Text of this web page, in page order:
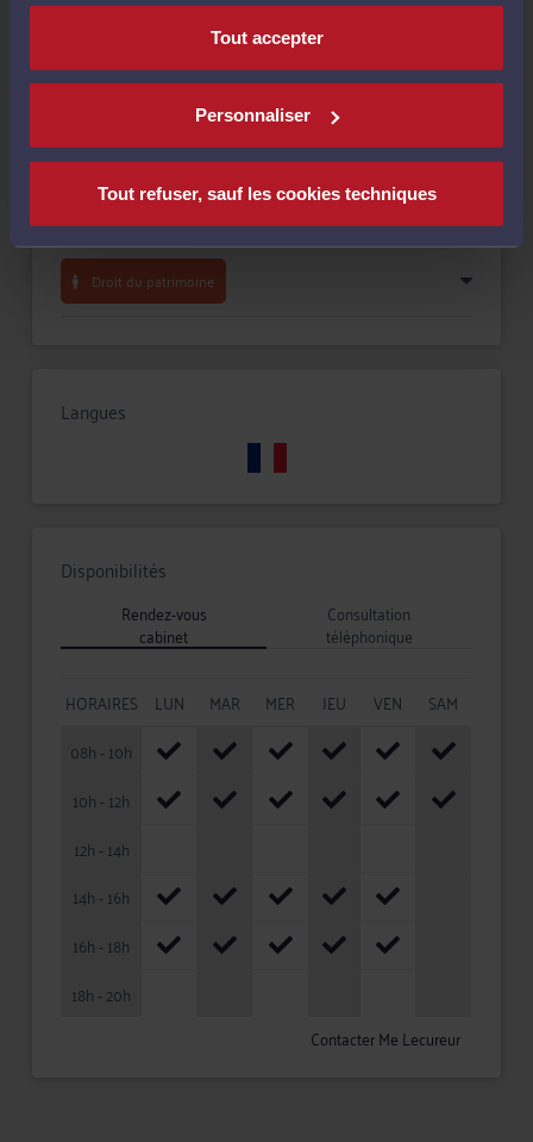
Tout accepter
Personnaliser
Tout refuser, sauf les cookies techniques
Compétences
Droit immobilier
Droit du patrimoine
Langues
Disponibilités
Rendez-vous
cabinet
Consultation
téléphonique
HORAIRES LUN MAR MER JEU VEN
SAM
08h - 10h
10h - 12h
12h - 14h
14h - 16h
16h - 18h
18h - 20h
Contacter Me Lecureur